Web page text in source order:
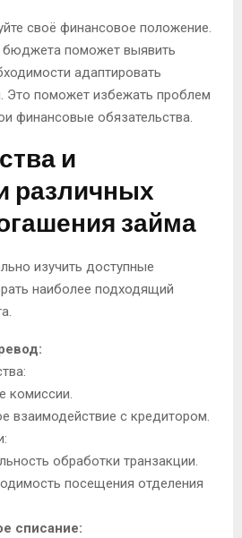
своё финансовое положение.
бюджета поможет выявить
адаптировать
Это поможет избежать проблем
финансовые обязательства.
и
различных
займа
изучить доступные
наиболее подходящий
комиссии.
взаимодействие с кредитором.
обработки транзакции.
посещения отделения
списание: